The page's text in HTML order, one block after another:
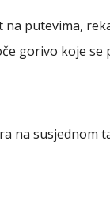
putevima,
gorivo koje se
na susjednom